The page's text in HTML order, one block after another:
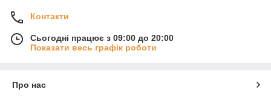
Контакти
Сьогодні працює з 09:00 до 20:00
Показати весь графік роботи
Про нас